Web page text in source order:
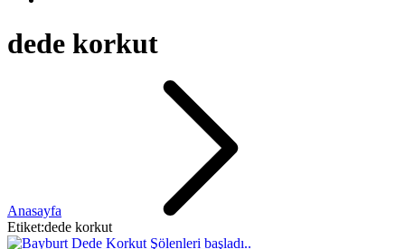
dede korkut
Anasayfa
Etiket:dede korkut